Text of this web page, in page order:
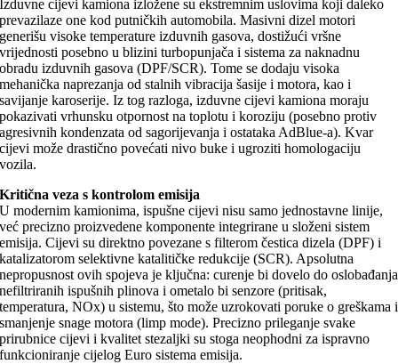
Izduvne cijevi kamiona izložene su ekstremnim uslovima koji daleko
prevazilaze one kod putničkih automobila. Masivni dizel motori
generišu visoke temperature izduvnih gasova, dostižući vršne
vrijednosti posebno u blizini turbopunjača i sistema za naknadnu
obradu izduvnih gasova (DPF/SCR). Tome se dodaju visoka
mehanička naprezanja od stalnih vibracija šasije i motora, kao i
savijanje karoserije. Iz tog razloga, izduvne cijevi kamiona moraju
pokazivati ​​vrhunsku otpornost na toplotu i koroziju (posebno protiv
agresivnih kondenzata od sagorijevanja i ostataka AdBlue-a). Kvar
cijevi može drastično povećati nivo buke i ugroziti homologaciju
vozila.
Kritična veza s kontrolom emisija
U modernim kamionima, ispušne cijevi nisu samo jednostavne linije,
već precizno proizvedene komponente integrirane u složeni sistem
emisija. Cijevi su direktno povezane s filterom čestica dizela (DPF) i
katalizatorom selektivne katalitičke redukcije (SCR). Apsolutna
nepropusnost ovih spojeva je ključna: curenje bi dovelo do oslobađanja
nefiltriranih ispušnih plinova i ometalo bi senzore (pritisak,
temperatura, NOx) u sistemu, što može uzrokovati poruke o greškama i
smanjenje snage motora (limp mode). Precizno prileganje svake
prirubnice cijevi i kvalitet stezaljki su stoga neophodni za ispravno
funkcioniranje cijelog Euro sistema emisija.